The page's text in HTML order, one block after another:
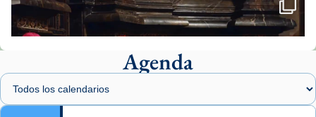
🔗tinyurl.com/cvu5jmbk
📸 J. Merino
Agenda